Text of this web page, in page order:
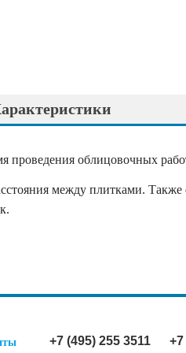
проведения облицовочных
между плитками. Также
+7 (495) 255 3511 +7